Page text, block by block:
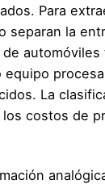
Para
separan la
La
costos de